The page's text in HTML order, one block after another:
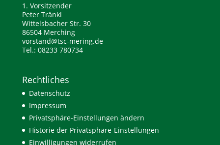
1. Vorsitzender
Peter Tränkl
Wittelsbacher Str. 30
86504 Merching
vorstand@tsc-mering.de
Tel.: 08233 780734
Rechtliches
Datenschutz
Impressum
Privatsphäre-Einstellungen ändern
Historie der Privatsphäre-Einstellungen
Einwilligungen widerrufen